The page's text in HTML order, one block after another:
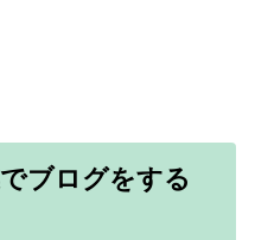
ブログをする